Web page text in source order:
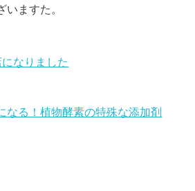
ますた。
なりました
なる！植物酵素の特殊な添加剤